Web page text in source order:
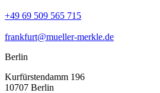
+49 69 509 565 715
frankfurt@mueller-merkle.de
Berlin
Kurfürstendamm 196
10707 Berlin